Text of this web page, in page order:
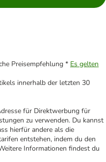
Preisempfehlung * Es gelten
innerhalb der letzten 30
für Direktwerbung für
zu verwenden. Du kannst
hierfür andere als die
entstehen, indem du den
Informationen findest du